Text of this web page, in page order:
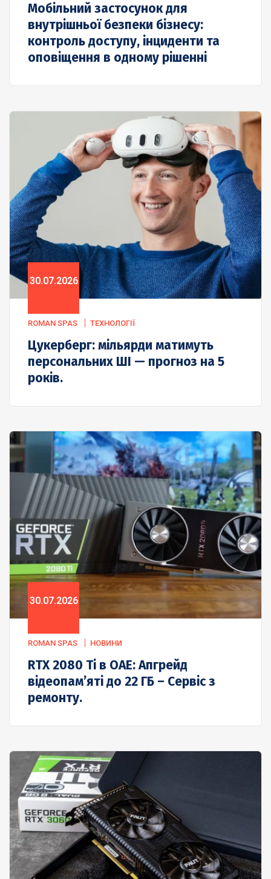
Мобільний застосунок для
внутрішньої безпеки бізнесу:
контроль доступу, інциденти та
оповіщення в одному рішенні
30.07.2026
ROMAN SPAS ТЕХНОЛОГІЇ
Цукерберг: мільярди матимуть
персональних ШІ — прогноз на 5
років.
30.07.2026
ROMAN SPAS НОВИНИ
RTX 2080 Ti в ОАЕ: Апгрейд
відеопам’яті до 22 ГБ – Сервіс з
ремонту.